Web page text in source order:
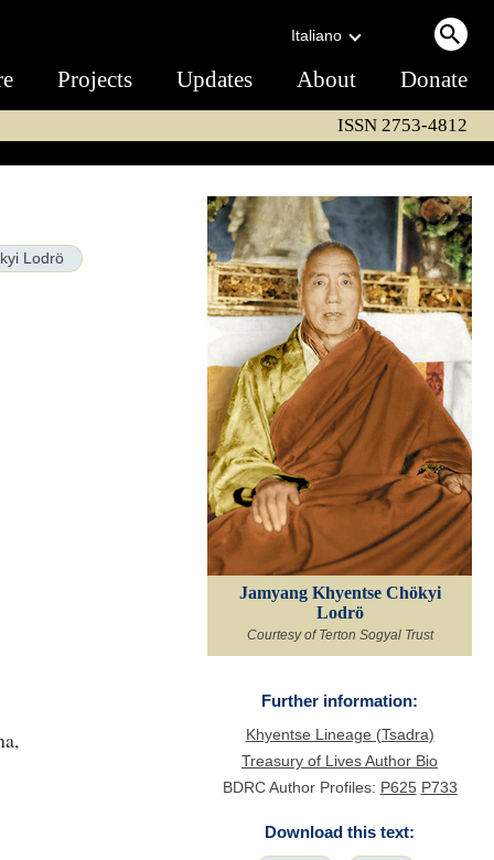
Italiano
Projects Updates About Donate
ISSN 2753-4812
Lodrö
Jamyang Khyentse Chökyi
Lodrö
Courtesy of Terton Sogyal Trust
Further information:
Khyentse Lineage (Tsadra)
Treasury of Lives Author Bio
BDRC Author Profiles: P625 P733
Download this text: